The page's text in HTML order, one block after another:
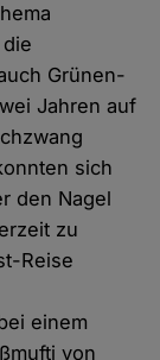
Grünen-
Jahren auf
sich
den Nagel
zu
Reise
einem
von